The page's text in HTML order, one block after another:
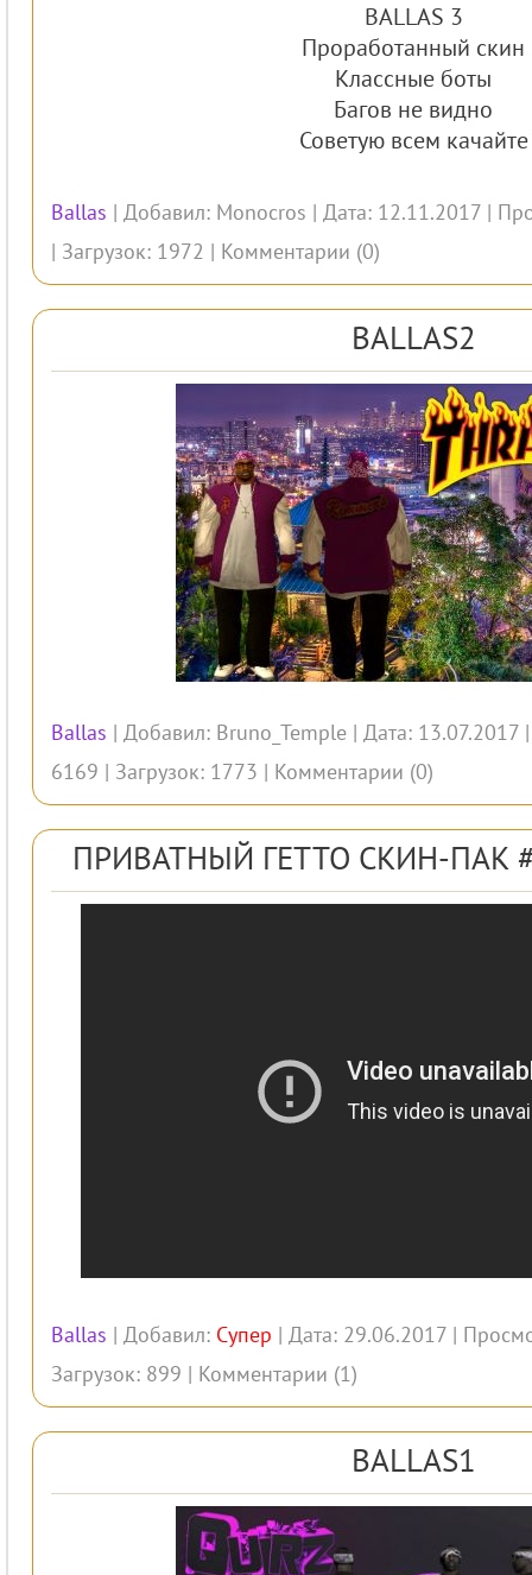
BALLAS 3
Проработанный скин
Классные боты
Багов не видно
Советую всем качайте
Ballas | Добавил: Monocros | Дата: 12.11.2017 |
| Загрузок: 1972 | Комментарии (0)
BALLAS2
Ballas | Добавил: Bruno_Temple | Дата: 13.07.2017
6169 | Загрузок: 1773 | Комментарии (0)
ПРИВАТНЫЙ ГЕТТО СКИН-ПАК
Ballas | Добавил: Супер | Дата: 29.06.2017 |
Загрузок: 899 | Комментарии (1)
BALLAS1